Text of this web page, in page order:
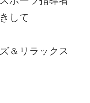
き して
ズ＆ リ ラ ッ ク ス